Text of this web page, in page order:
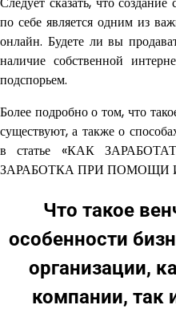
по себе является одним из
онлайн. Будете ли вы
наличие собственной
подспорьем.
Более подробно о том, что
существуют, а также о
в статье «КАК
ЗАРАБОТКА ПРИ ПОМОЩИ
Что такое
особенности
организации,
компании, так